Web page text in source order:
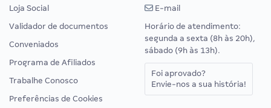
Loja Social
Validador de documentos
Conveniados
Programa de Afiliados
Trabalhe Conosco
Preferências de Cookies
E-mail
Horário de atendimento:
segunda a sexta (8h às 20h),
sábado (9h às 13h).
Foi aprovado?
Envie-nos a sua história!